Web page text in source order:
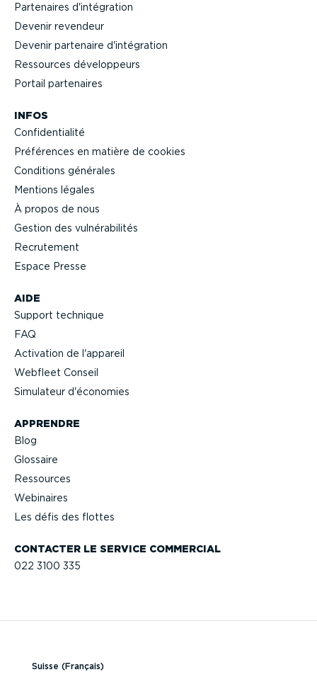
CONTACTER LE SERVICE COMMERCIAL
022 3100 335
AIDE
Support technique
FAQ
Activation de l'appareil
Webfleet Conseil
Simulateur d'économies
APPRENDRE
Blog
Glossaire
Ressources
Webinaires
Les défis des flottes
Partenaires d'intégration
Devenir revendeur
Devenir partenaire d'intégration
Ressources dévelop­peurs
Portail partenaires
INFOS
Confi­den­tialité
Préférences en matière de cookies
Conditions générales
Mentions légales
À propos de nous
Gestion des vulné­ra­bi­lités
Recrutement
Espace Presse
Suisse (Français)